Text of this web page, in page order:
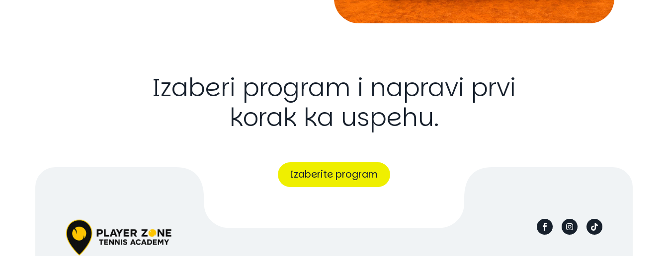
Izaberi program i napravi prvi
korak ka uspehu.
Izaberite program